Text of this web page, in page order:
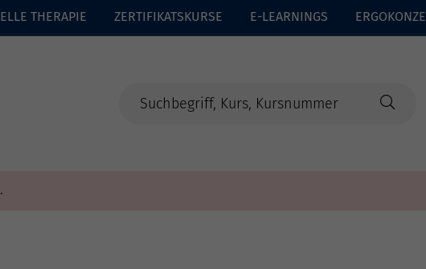
THERAPIE ZERTIFIKATSKURSE E-LEARNINGS